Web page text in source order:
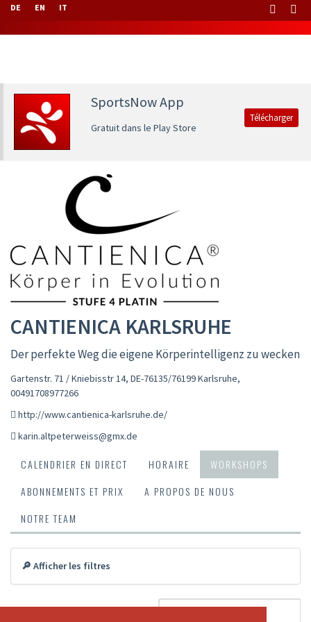
DE EN IT
SportsNow App
Gratuit dans le Play Store
Télécharger
CANTIENICA KARLSRUHE
Der perfekte Weg die eigene Körperintelligenz zu wecken
Gartenstr. 71 / Kniebisstr 14, DE-76135/76199 Karlsruhe,
00491708977266
http://www.cantienica-karlsruhe.de/
karin.altpeterweiss@gmx.de
CALENDRIER EN DIRECT HORAIRE
WORKSHOPS
ABONNEMENTS ET PRIX
A PROPOS DE NOUS
NOTRE TEAM
🔎 Afficher les filtres